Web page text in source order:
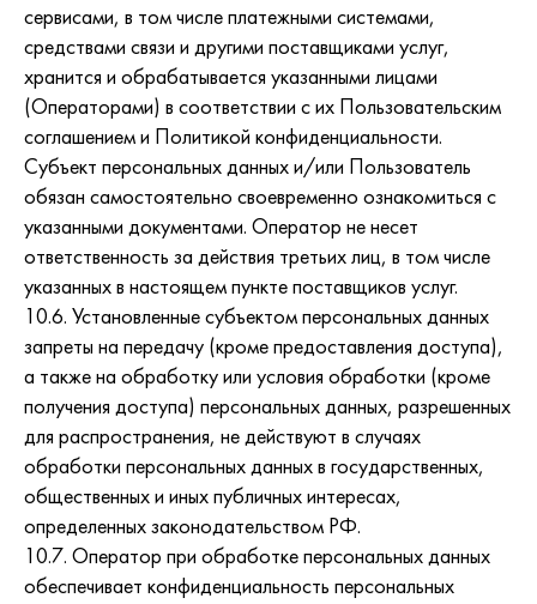
сервисами, в том числе платежными системами,
средствами связи и другими поставщиками услуг,
хранится и обрабатывается указанными лицами
(Операторами) в соответствии с их Пользовательским
соглашением и Политикой конфиденциальности.
Субъект персональных данных и/или Пользователь
обязан самостоятельно своевременно ознакомиться с
указанными документами. Оператор не несет
ответственность за действия третьих лиц, в том числе
указанных в настоящем пункте поставщиков услуг.
10.6. Установленные субъектом персональных данных
запреты на передачу (кроме предоставления доступа),
а также на обработку или условия обработки (кроме
получения доступа) персональных данных, разрешенных
для распространения, не действуют в случаях
обработки персональных данных в государственных,
общественных и иных публичных интересах,
определенных законодательством РФ.
10.7. Оператор при обработке персональных данных
обеспечивает конфиденциальность персональных